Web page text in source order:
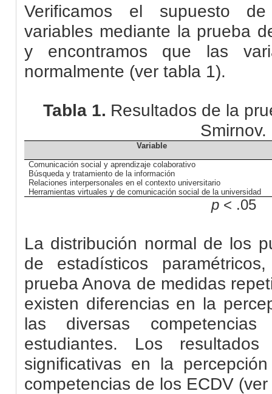
Verificamos el supuesto
variables mediante la prueba
y encontramos que las
normalmente (ver tabla 1).
Tabla 1. Resultados de la
Smirnov.
Variable
Comunicación social y aprendizaje colaborativo
Búsqueda y tratamiento de la información
Relaciones interpersonales en el contexto universitario
Herramientas virtuales y de comunicación social de la universidad
p < .05
La distribución normal de los
de estadísticos
prueba Anova de medidas
existen diferencias en la
las diversas
estudiantes. Los resultados
significativas en la
competencias de los ECDV